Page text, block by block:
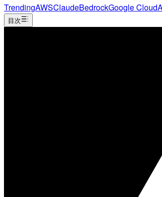
TrendingAWSClaudeBedrockGoogle Cloud
目次